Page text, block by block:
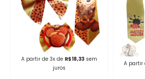
A partir de 3x de R$18,33 sem
juros
A partir
Campanha lançada
sucesso!